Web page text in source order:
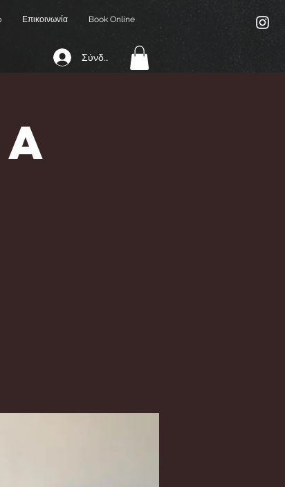
Επικοινωνία Book Online
Σύνδεση